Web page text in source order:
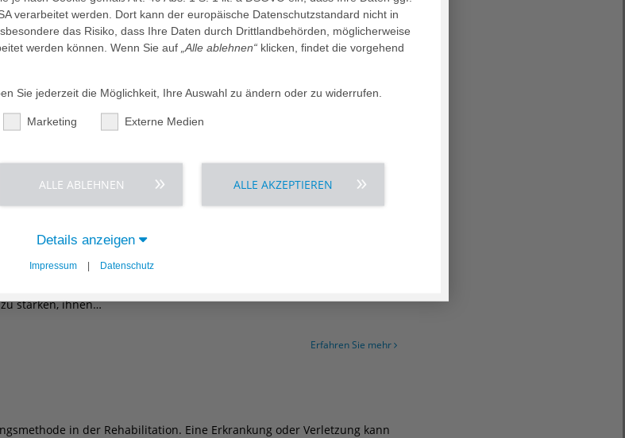
Leben völlig auf den Kopf. Ein Besuch im Brustzentrum des
wie…
umgehen können
Alltag, nah am Menschen
stärken, ihnen…
Erfahren Sie mehr
in der Rehabilitation. Eine Erkrankung oder Verletzung kann
verarbeitet werden. Dort kann der europäische Datenschutzstandard nicht in
das Risiko, dass Ihre Daten durch Drittlandbehörden, möglicherweise
werden können. Wenn Sie auf „Alle ablehnen“ klicken, findet die vorgehend
Sie jederzeit die Möglichkeit, Ihre Auswahl zu ändern oder zu widerrufen.
Marketing Externe Medien
ALLE ABLEHNEN ALLE AKZEPTIEREN
Details anzeigen
Impressum | Datenschutz